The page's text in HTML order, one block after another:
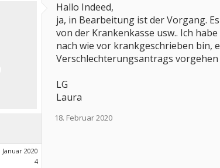
Januar 2020
4
Hallo Indeed,
ja, in Bearbeitung ist der Vorgang.
von der Krankenkasse usw.. Ich
nach wie vor krankgeschrieben bin,
Verschlechterungsantrags vorgehen
LG
Laura
18. Februar 2020